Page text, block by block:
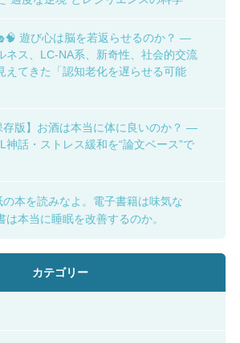
遊び心は脳を若返らせるのか？ ―
ネス、LC-NA系、新奇性、社会的交流
えてきた「認知老化を遅らせる可能
版】お酒は本当に体に良いのか？ ―
神話・ストレス緩和を“論文ベース”で
本を読みなよ。電子書籍は味気な
は本当に睡眠を改善するのか。
カテゴリー